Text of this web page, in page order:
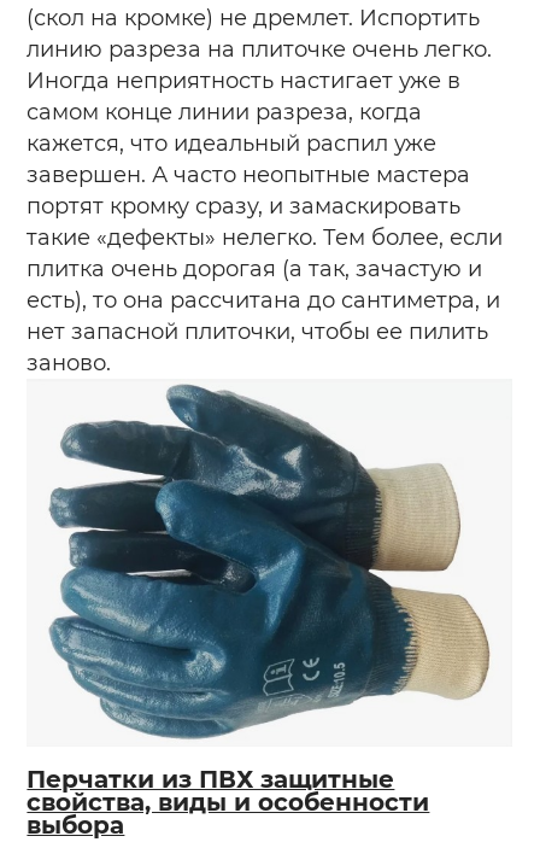
(скол на кромке) не дремлет. Испортить
линию разреза на плиточке очень легко.
Иногда неприятность настигает уже в
самом конце линии разреза, когда
кажется, что идеальный распил уже
завершен. А часто неопытные мастера
портят кромку сразу, и замаскировать
такие «дефекты» нелегко. Тем более, если
плитка очень дорогая (а так, зачастую и
есть), то она рассчитана до сантиметра, и
нет запасной плиточки, чтобы ее пилить
заново.
Перчатки из ПВХ защитные
свойства, виды и особенности
выбора